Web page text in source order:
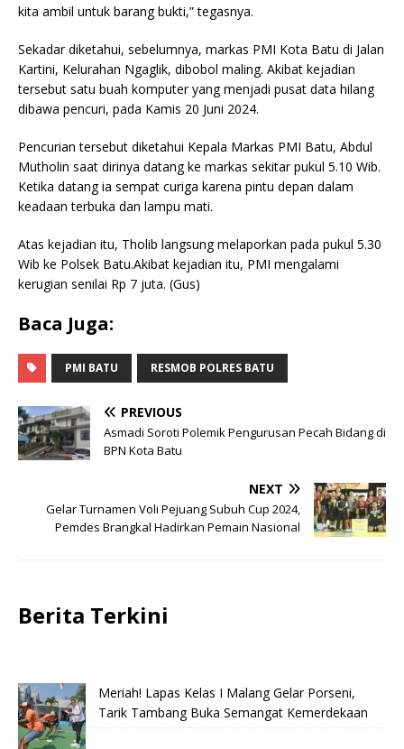
kita ambil untuk barang bukti,” tegasnya.
Sekadar diketahui, sebelumnya, markas PMI Kota Batu di Jalan
Kartini, Kelurahan Ngaglik, dibobol maling. Akibat kejadian
tersebut satu buah komputer yang menjadi pusat data hilang
dibawa pencuri, pada Kamis 20 Juni 2024.
Pencurian tersebut diketahui Kepala Markas PMI Batu, Abdul
Mutholin saat dirinya datang ke markas sekitar pukul 5.10 Wib.
Ketika datang ia sempat curiga karena pintu depan dalam
keadaan terbuka dan lampu mati.
Atas kejadian itu, Tholib langsung melaporkan pada pukul 5.30
Wib ke Polsek Batu.Akibat kejadian itu, PMI mengalami
kerugian senilai Rp 7 juta. (Gus)
Baca Juga:
PMI BATU RESMOB POLRES BATU
PREVIOUS
Asmadi Soroti Polemik Pengurusan Pecah Bidang di
BPN Kota Batu
NEXT
Gelar Turnamen Voli Pejuang Subuh Cup 2024,
Pemdes Brangkal Hadirkan Pemain Nasional
Berita Terkini
Meriah! Lapas Kelas I Malang Gelar Porseni,
Tarik Tambang Buka Semangat Kemerdekaan